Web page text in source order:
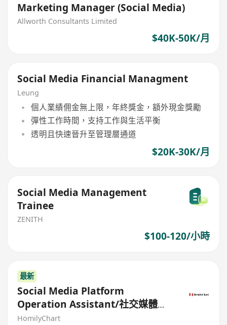
Marketing Manager (Social Media)
Allworth Consultants Limited
$40K-50K/月
Social Media Financial Managment
Leung
個人業績佣金無上限，年終獎金，額外現金獎勵
彈性工作時間，支持工作與生活平衡
透明且快速晉升至管理層通道
$20K-30K/月
Social Media Management
Trainee
ZENITH
$100-120/小時
最新
Social Media Platform
Operation Assistant/社交媒體運
營助理
HomilyChart